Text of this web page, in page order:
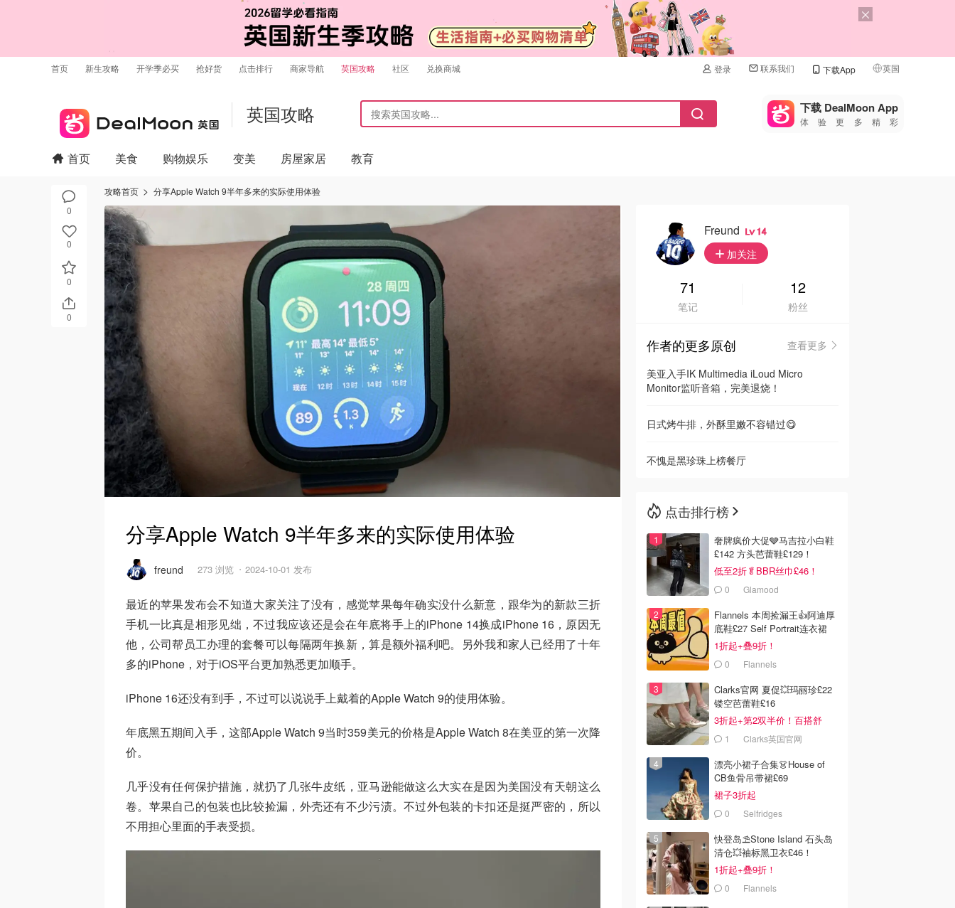
首页 新生攻略 开学季必买 抢好货 点击排行 商家导航 英国攻略 社区 兑换商城 登录 联系我们 下载App 英国
🇺🇸
🇨🇳 中国
🇦🇺
🇳🇿新西兰
英国攻略 下载 DealMoon App
体验更多精彩
0
0
0
0
首页 美食 购物娱乐 变美 房屋家居 教育
攻略首页 分享Apple Watch 9半年多来的实际使用体验
分享Apple Watch 9半年多来的实际使用体验
freund 273 浏览 2024-10-01 发布
最近的苹果发布会不知道大家关注了没有，感觉苹果每年确实没什么新意，跟华为的新款三折
手机一比真是相形见绌，不过我应该还是会在年底将手上的iPhone 14换成iPhone 16，原因无
他，公司帮员工办理的套餐可以每隔两年换新，算是额外福利吧。另外我和家人已经用了十年
多的iPhone，对于iOS平台更加熟悉更加顺手。
iPhone 16还没有到手，不过可以说说手上戴着的Apple Watch 9的使用体验。
年底黑五期间入手，这部Apple Watch 9当时359美元的价格是Apple Watch 8在美亚的第一次降
价。
几乎没有任何保护措施，就扔了几张牛皮纸，亚马逊能做这么大实在是因为美国没有天朝这么
卷。苹果自己的包装也比较捡漏，外壳还有不少污渍。不过外包装的卡扣还是挺严密的，所以
不用担心里面的手表受损。
Freund 14
加关注
71
笔记
12
粉丝
作者的更多原创
查看更多
美亚入手IK Multimedia iLoud Micro
Monitor监听音箱，完美退烧！
日式烤牛排，外酥里嫩不容错过😋
不愧是黑珍珠上榜餐厅
点击排行榜
奢牌疯价大促🩶马吉拉小白鞋
£142 方头芭蕾鞋£129！
低至2折🥬BBR丝巾£46！
0 Glamood
Flannels 本周捡漏王👍阿迪厚
底鞋£27 Self Portrait连衣裙
£63
1折起+叠9折！
0 Flannels
Clarks官网 夏促💥玛丽珍£22
镂空芭蕾鞋£16
3折起+第2双半价！百搭舒
服！1 Clarks英国官网
漂亮小裙子合集👗House of
CB鱼骨吊带裙£69
裙子3折起
0 Selfridges
快登岛⛱️Stone Island 石头岛
清仓💥袖标黑卫衣£46！
1折起+叠9折！
0 Flannels